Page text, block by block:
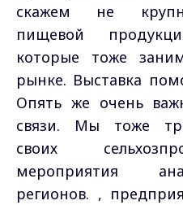
скажем не
пищевой
которые тоже
рынке. Выставка
Опять же очень
связи. Мы тоже
своих
мероприятия
регионов. ,